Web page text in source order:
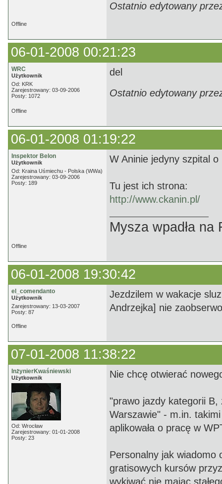
Ostatnio edytowany
Offline
06-01-2008 00:21:23
WRC
Użytkownik
Od: KRK
Zarejestrowany: 03-09-2006
Posty: 1072
del
Ostatnio edytowany
Offline
06-01-2008 01:19:22
Inspektor Belon
Użytkownik
Od: Kraina Uśmiechu - Polska (WWa)
Zarejestrowany: 03-09-2006
Posty: 189
W Aninie jedyny szpital
Tu jest ich strona:
http://www.ckanin.pl/
Mysza wpadła na
Offline
06-01-2008 19:30:42
el_comendanto
Użytkownik
Zarejestrowany: 13-03-2007
Posty: 87
Jezdzilem w wakacje
Andrzejka] nie
Offline
07-01-2008 11:38:22
InżynierKwaśniewski
Użytkownik
Od: Wrocław
Zarejestrowany: 01-01-2008
Posty: 23
Nie chcę otwierać
"prawo jazdy kategorii B,
Warszawie" - m.in.
aplikowała o pracę w
Personalny jak wiadomo
gratisowych kursów
wykiwać nie mając